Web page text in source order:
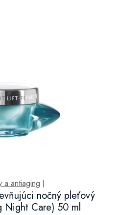
a antiaging
nočný pleťový
Night Care) 50 ml